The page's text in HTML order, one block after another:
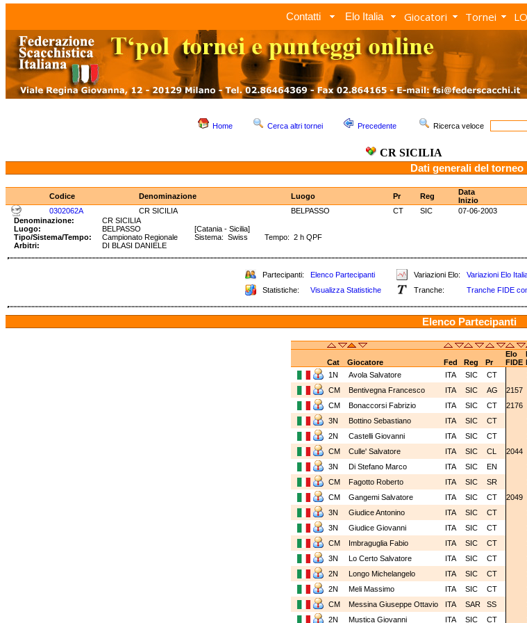
Contatti Elo Italia Giocatori Tornei
Home Cerca altri tornei Precedente Ricerca veloce
CR SICILIA
Dati generali del torneo
Codice Denominazione Luogo Pr Reg
Data
Inizio
0302062A
CR SICILIA BELPASSO CT SIC 07-06-2003
Denominazione:
CR SICILIA
Luogo:
BELPASSO
[Catania - Sicilia]
Tipo/Sistema/Tempo:
Campionato Regionale Sistema: Swiss Tempo: 2 h QPF
Arbitri:
DI BLASI DANIELE
Partecipanti: Elenco Partecipanti Variazioni Elo: Variazioni Elo
Statistiche:
Visualizza Statistiche Tranche: Tranche FIDE
Elenco Partecipanti
Elo
Cat
Giocatore Fed Reg Pr FIDE
1N
Avola Salvatore ITA SIC CT
CM
Bentivegna Francesco ITA SIC AG 2157
CM
Bonaccorsi Fabrizio ITA SIC CT 2176
3N
Bottino Sebastiano ITA SIC CT
2N
Castelli Giovanni ITA SIC CT
CM
Culle' Salvatore ITA SIC CL 2044
3N
Di Stefano Marco ITA SIC EN
CM
Fagotto Roberto ITA SIC SR
CM
Gangemi Salvatore ITA SIC CT 2049
3N
Giudice Antonino ITA SIC CT
3N
Giudice Giovanni ITA SIC CT
CM
Imbraguglia Fabio ITA SIC CT
3N
Lo Certo Salvatore ITA SIC CT
2N
Longo Michelangelo ITA SIC CT
2N
Meli Massimo ITA SIC CT
CM
Messina Giuseppe Ottavio ITA SAR SS
2N
Mustica Giovanni ITA SIC CT